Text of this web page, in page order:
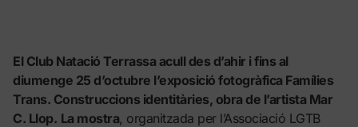
El Club Natació Terrassa acull des d’ahir i fins al
diumenge 25 d’octubre l’exposició fotogràfica Famílies
Trans. Construccions identitàries, obra de l’artista Mar
C. Llop. La mostra, organitzada per l’Associació LGTB